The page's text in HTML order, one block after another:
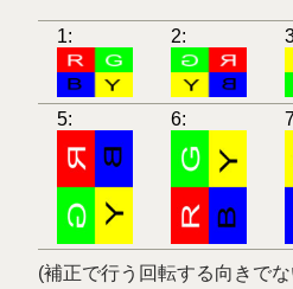
1: 2:
5: 6:
(補正で行う回転する向きで